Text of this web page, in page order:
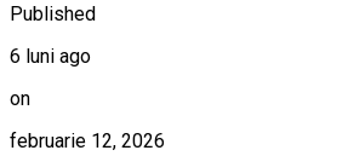
Published
6 luni ago
on
februarie 12, 2026